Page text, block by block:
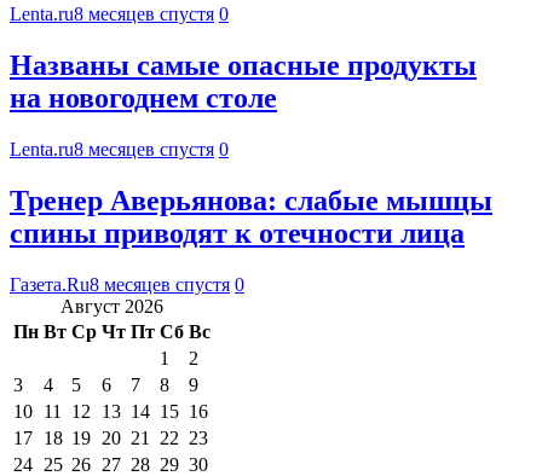
Lenta.ru8 месяцев спустя 0
Названы самые опасные продукты
на новогоднем столе
Lenta.ru8 месяцев спустя 0
Тренер Аверьянова: слабые мышцы
спины приводят к отечности лица
Газета.Ru8 месяцев спустя 0
Август 2026
Пн Вт Ср Чт Пт Сб Вс
1
2
3
4 5 6 7 8
9
10 11 12 13 14 15 16
17 18 19 20 21 22 23
24 25 26 27 28 29 30